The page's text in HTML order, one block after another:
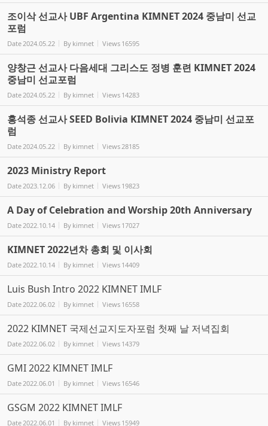
조이삭 선교사 UBF Argentina KIMNET 2024 중남미 선교
포럼
Date2024.05.22 By kimnet Views 16595
양창근 선교사 다음세대 그리스도 정병 훈련 KIMNET 2024
중남미 선교포럼
Date2024.05.22 By kimnet Views 14283
홍석종 선교사 SEED Bolivia KIMNET 2024 중남미 선교포
럼
Date2024.05.22 By kimnet Views28185
2023 Ministry Report
Date2023.12.06 By kimnet Views 19823
A Day of Celebration and Worship 20th Anniversary
Date2022.10.14 By kimnet Views 17027
KIMNET 2022년차 총회 및 이사회
Date2022.10.14 By kimnet Views 14409
Luis Bush Intro 2022 KIMNET IMLF
Date2022.06.02 By kimnet Views 16558
2022 KIMNET 국제선교지도자포럼 첫째 날 저녁집회
Date2022.06.02 By kimnet Views 14379
GMI 2022 KIMNET IMLF
Date2022.06.01 By kimnet Views 16546
GSGM 2022 KIMNET IMLF
Date2022.06.01 By kimnet Views 15949